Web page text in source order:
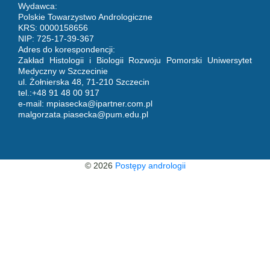
Wydawca:
Polskie Towarzystwo Andrologiczne
KRS: 0000158656
NIP: 725-17-39-367
Adres do korespondencji:
Zakład Histologii i Biologii Rozwoju Pomorski Uniwersytet
Medyczny w Szczecinie
ul. Żołnierska 48, 71-210 Szczecin
tel.:+48 91 48 00 917
e-mail: mpiasecka@ipartner.com.pl
malgorzata.piasecka@pum.edu.pl
© 2026 Postępy andrologii